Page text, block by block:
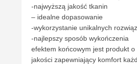
-najwyższą jakość tkanin
– idealne dopasowanie
-wykorzystanie unikalnych
-najlepszy sposób wykończenia
efektem końcowym jest produkt o
jakości zapewniający komfort